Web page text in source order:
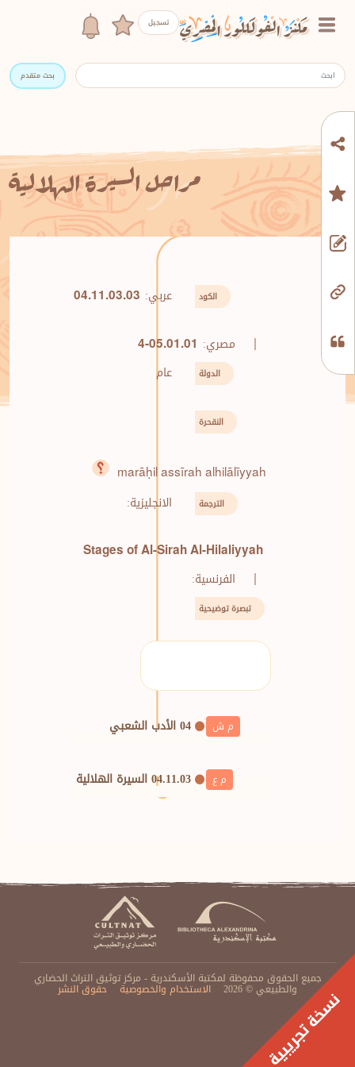
تسجيل
بحث متقدم
مراحل السيرة الهلالية
الكود عربي: 04.11.03.03
| مصري: 4-05.01.01
الدولة عام
النقحرة
marāḥil assīrah alhilālīyyah
الترجمة الانجليزية:
Stages of Al-Sirah Al-Hilaliyyah
|
الفرنسية:
تبصرة توضيحية
م ش 04 الأدب الشعبي
م ع 04.11.03 السيرة الهلالية
البريد الإلكتروني
الرساله
جميع الحقوق محفوظة لمكتبة الأسكندرية - مركز توثيق التراث الحضاري
والطبيعي © 2026 الاستخدام والخصوصية حقوق النشر